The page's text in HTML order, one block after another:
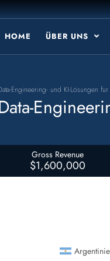
HOME ÜBER UNS
Engineering- und KI-Lösungen für
Gross Revenue
$1,600,000